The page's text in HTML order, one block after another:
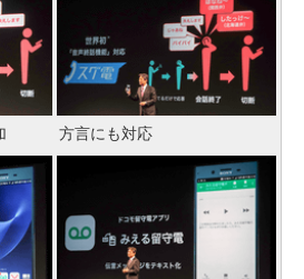
方言にも対応